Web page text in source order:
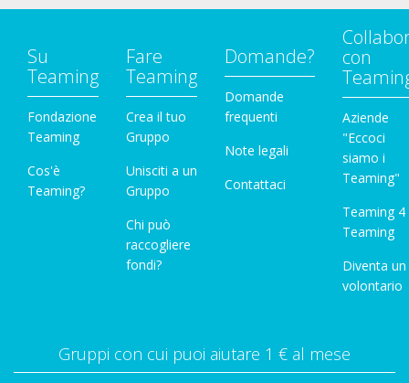
Su
Teaming
Fondazione
Teaming
Cos'è
Teaming?
Fare
Teaming
Crea il tuo
Gruppo
Unisciti a un
Gruppo
Chi può
raccogliere
fondi?
Domande?
Domande
frequenti
Note legali
Contattaci
con
Aziende
"Eccoci
siamo i
Teaming"
Teaming 4
Teaming
Diventa un
volontario
Gruppi con cui puoi aiutare 1 € al mese